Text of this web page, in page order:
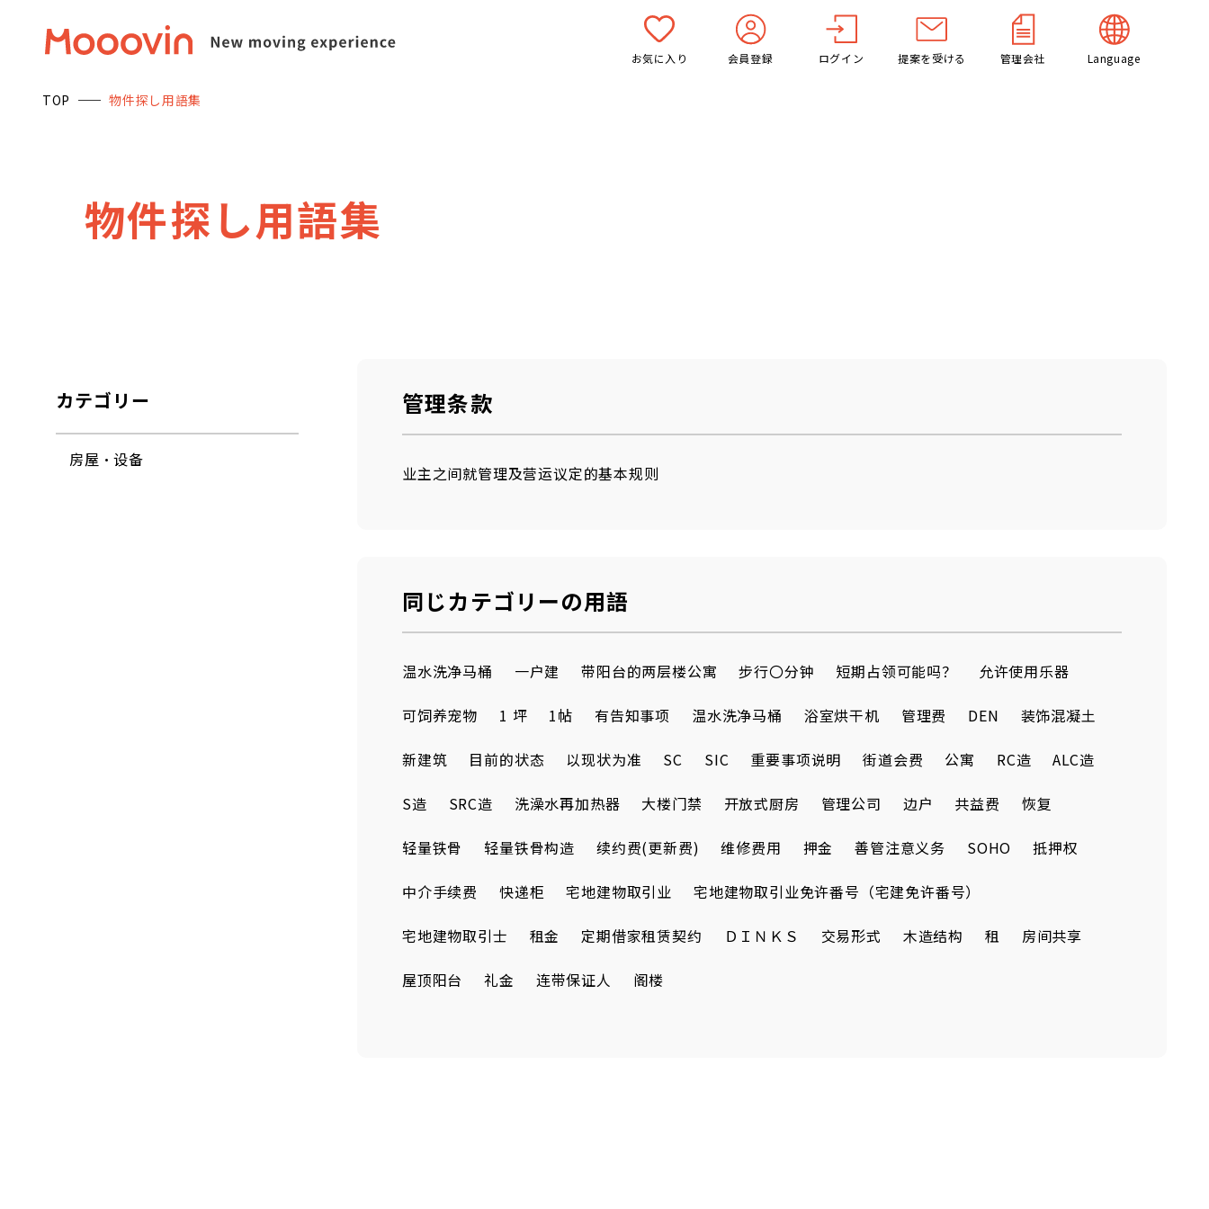
お気に入り 会員登録 ログイン 提案を受ける 管理会社 Language
TOP 物件探し用語集
物件探し用語集
カテゴリー
房屋・设备
管理条款
业主之间就管理及营运议定的基本规则
同じカテゴリーの用語
温水洗净马桶 一户建 带阳台的两层楼公寓 步行〇分钟 短期占领可能吗？ 允许使用乐器
可饲养宠物 1 坪 1帖 有告知事项 温水洗净马桶 浴室烘干机 管理费 DEN 装饰混凝土
新建筑 目前的状态 以现状为准 SC SIC 重要事项说明 街道会费 公寓 RC造 ALC造
S造 SRC造 洗澡水再加热器 大楼门禁 开放式厨房 管理公司 边户 共益费 恢复
轻量铁骨 轻量铁骨构造 续约费(更新费) 维修费用 押金 善管注意义务 SOHO 抵押权
中介手续费 快递柜 宅地建物取引业 宅地建物取引业免许番号（宅建免许番号）
宅地建物取引士 租金 定期借家租赁契约 ＤＩＮＫＳ 交易形式 木造结构 租 房间共享
屋顶阳台 礼金 连带保证人 阁楼